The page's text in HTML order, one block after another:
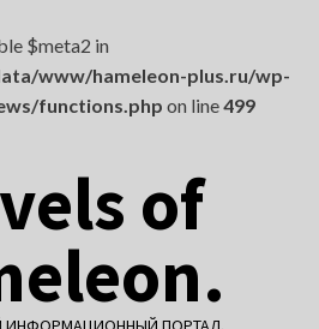
$meta2 in
www/hameleon-plus.ru/wp-
functions.php on line499
of